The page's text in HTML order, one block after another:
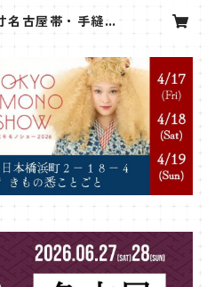
名古屋帯・手縫い